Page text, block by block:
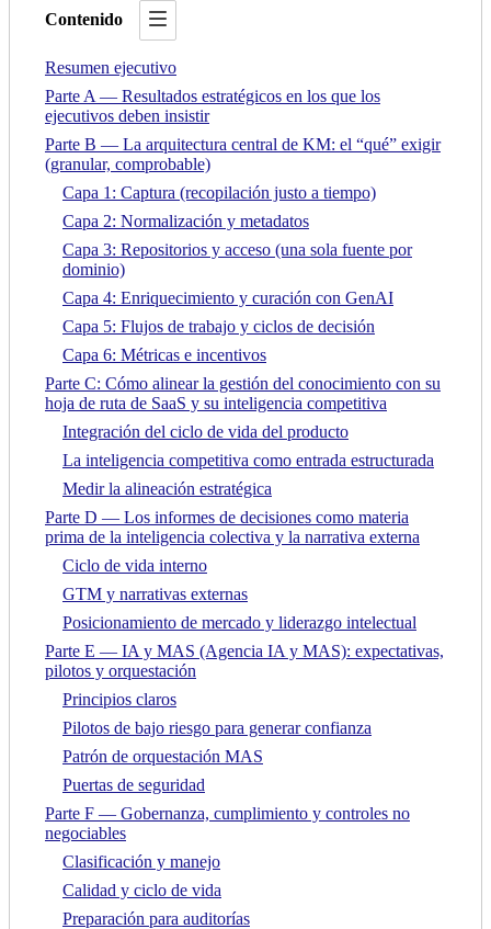
Contenido
Resumen ejecutivo
Parte A — Resultados estratégicos en los que los
ejecutivos deben insistir
Parte B — La arquitectura central de KM: el “qué” exigir
(granular, comprobable)
Capa 1: Captura (recopilación justo a tiempo)
Capa 2: Normalización y metadatos
Capa 3: Repositorios y acceso (una sola fuente por
dominio)
Capa 4: Enriquecimiento y curación con GenAI
Capa 5: Flujos de trabajo y ciclos de decisión
Capa 6: Métricas e incentivos
Parte C: Cómo alinear la gestión del conocimiento con su
hoja de ruta de SaaS y su inteligencia competitiva
Integración del ciclo de vida del producto
La inteligencia competitiva como entrada estructurada
Medir la alineación estratégica
Parte D — Los informes de decisiones como materia
prima de la inteligencia colectiva y la narrativa externa
Ciclo de vida interno
GTM y narrativas externas
Posicionamiento de mercado y liderazgo intelectual
Parte E — IA y MAS (Agencia IA y MAS): expectativas,
pilotos y orquestación
Principios claros
Pilotos de bajo riesgo para generar confianza
Patrón de orquestación MAS
Puertas de seguridad
Parte F — Gobernanza, cumplimiento y controles no
negociables
Clasificación y manejo
Calidad y ciclo de vida
Preparación para auditorías